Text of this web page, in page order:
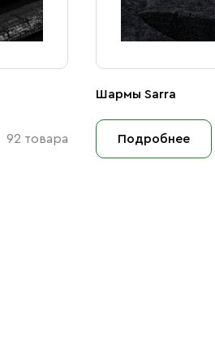
92 товара
Шармы Sarra
Подробнее